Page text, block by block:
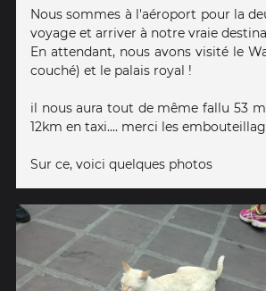
Nous sommes à l'aéroport pour la
voyage et arriver à notre vraie
En attendant, nous avons visité le
couché) et le palais royal !
il nous aura tout de même fallu 53
12km en taxi.... merci les
Sur ce, voici quelques photos